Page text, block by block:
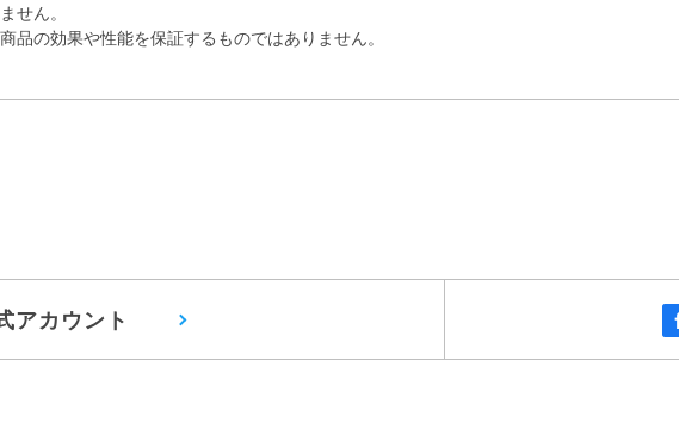
せん。
の効果や性能を保証するものではありません。
アカウント